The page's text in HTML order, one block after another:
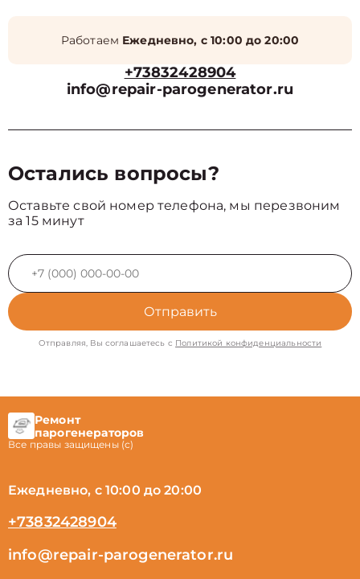
Работаем Ежедневно, с 10:00 до 20:00
+73832428904
info@repair-parogenerator.ru
Остались вопросы?
Оставьте свой номер телефона, мы перезвоним
за 15 минут
Отправить
Отправляя, Вы соглашаетесь с Политикой конфиденциальности
Ремонт
парогенераторов
Все правы защищены (с)
Ежедневно, с 10:00 до 20:00
+73832428904
info@repair-parogenerator.ru